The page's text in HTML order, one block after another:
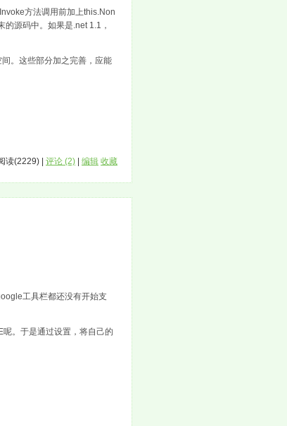
方法调用前加上this.Non
源码中。如果是.net 1.1，
。这些部分加之完善，应能
读(2229) | 评论 (2) 编辑 收藏
工具栏都还没有开始支
。于是通过设置，将自己的